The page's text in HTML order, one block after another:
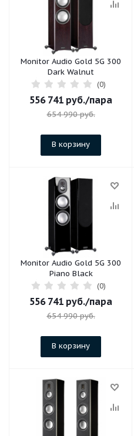
Monitor Audio Gold 5G 300
Dark Walnut
(0)
556 741 руб./пара
654 990руб.
В корзину
Monitor Audio Gold 5G 300
Piano Black
(0)
556 741 руб./пара
654 990руб.
В корзину